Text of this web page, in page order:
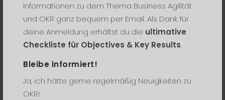
Informationen zu dem Thema Business Agilität
und OKR ganz bequem per Email. Als Dank für
deine Anmeldung erhältst du die ultimative
Checkliste für Objectives & Key Results.
Bleibe informiert!
Ja, ich hätte gerne regelmäßig Neuigkeiten zu
OKR!
Voodoo Priester und die Methode Spotify
…
vor 5 J.. blog
16 Faces of OKR
(Deutsch)